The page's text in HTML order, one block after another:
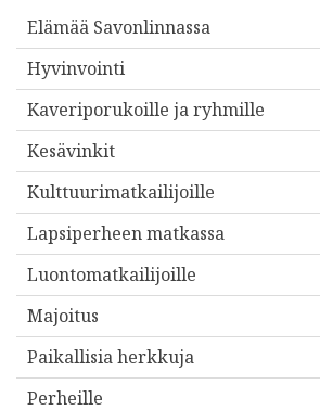
Elämää Savonlinnassa
Hyvinvointi
Kaveriporukoille ja ryhmille
Kesävinkit
Kulttuurimatkailijoille
Lapsiperheen matkassa
Luontomatkailijoille
Majoitus
Paikallisia herkkuja
Perheille